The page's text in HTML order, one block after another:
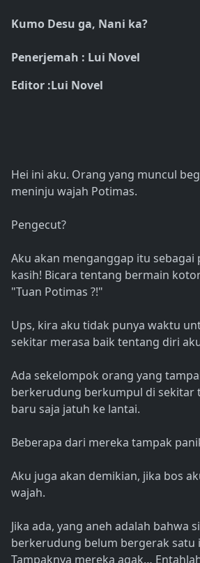
Kumo Desu ga, Nani ka?
Penerjemah : Lui Novel
Editor :Lui Novel
Hei ini aku. Orang yang muncul
meninju wajah Potimas.
Pengecut?
Aku akan menganggap itu sebagai
kasih! Bicara tentang bermain
"Tuan Potimas ?!"
Ups, kira aku tidak punya waktu
sekitar merasa baik tentang diri
Ada sekelompok orang yang
berkerudung berkumpul di sekitar
baru saja jatuh ke lantai.
Beberapa dari mereka tampak
Aku juga akan demikian, jika bos
wajah.
Jika ada, yang aneh adalah bahwa
berkerudung belum bergerak satu
Tampaknya mereka agak…